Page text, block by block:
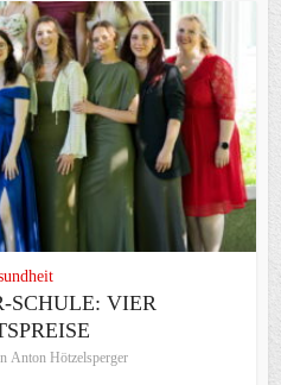
SCHULE: VIER
Anton Hötzelsperger